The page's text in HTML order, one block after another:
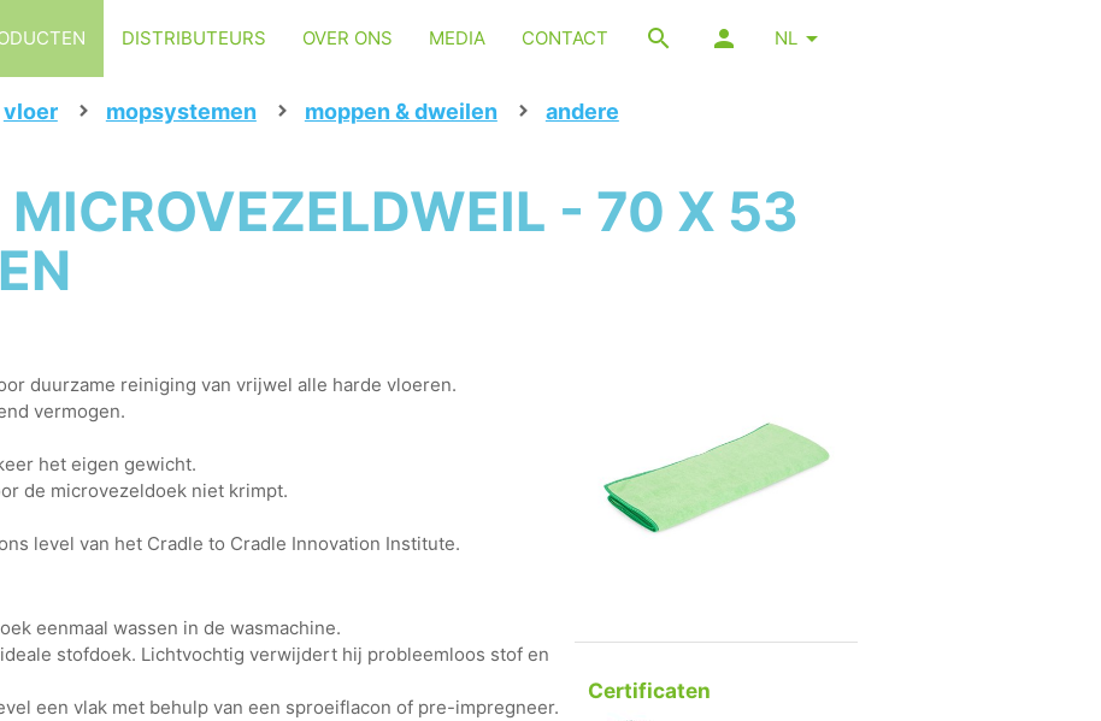
NL
DISTRIBUTEURS OVER ONS MEDIA CONTACT
vloer mopsystemen moppen & dweilen andere
MICROVEZELDWEIL - 70 X 53
Certificaten
duurzame reiniging van vrijwel alle harde vloeren.
vermogen.
het eigen gewicht.
de microvezeldoek niet krimpt.
level van het Cradle to Cradle Innovation Institute.
eenmaal wassen in de wasmachine.
stofdoek. Lichtvochtig verwijdert hij probleemloos stof en
een vlak met behulp van een sproeiflacon of pre-impregneer.